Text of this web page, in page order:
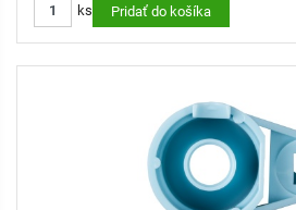
ks Pridať do košíka